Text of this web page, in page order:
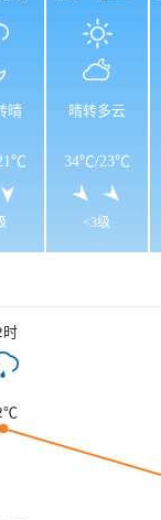
晴 晴转多云
34℃/23℃
<3级
时